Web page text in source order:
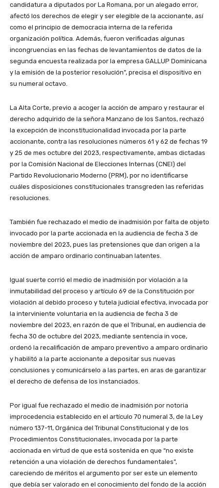
candidatura a diputados por La Romana, por un alegado error,
afectó los derechos de elegir y ser elegible de la accionante, así
como el principio de democracia interna de la referida
organización política. Además, fueron verificadas algunas
incongruencias en las fechas de levantamientos de datos de la
segunda encuesta realizada por la empresa GALLUP Dominicana
y la emisión de la posterior resolución”, precisa el dispositivo en
su numeral octavo.
La Alta Corte, previo a acoger la acción de amparo y restaurar el
derecho adquirido de la señora Manzano de los Santos, rechazó
la excepción de inconstitucionalidad invocada por la parte
accionante, contra las resoluciones números 61 y 62 de fechas 19
y 25 de mes octubre del 2023, respectivamente, ambas dictadas
por la Comisión Nacional de Elecciones Internas (CNEI) del
Partido Revolucionario Moderno (PRM), por no identificarse
cuáles disposiciones constitucionales transgreden las referidas
resoluciones.
También fue rechazado el medio de inadmisión por falta de objeto
invocado por la parte accionada en la audiencia de fecha 3 de
noviembre del 2023, pues las pretensiones que dan origen a la
acción de amparo ordinario continuaban latentes.
Igual suerte corrió el medio de inadmisión por violación a la
inmutabilidad del proceso y artículo 69 de la Constitución por
violación al debido proceso y tutela judicial efectiva, invocada por
la interviniente voluntaria en la audiencia de fecha 3 de
noviembre del 2023, en razón de que el Tribunal, en audiencia de
fecha 30 de octubre del 2023, mediante sentencia in voce,
ordenó la recalificación de amparo preventivo a amparo ordinario
y habilitó a la parte accionante a depositar sus nuevas
conclusiones y comunicárselo a las partes, en aras de garantizar
el derecho de defensa de los instanciados.
Por igual fue rechazado el medio de inadmisión por notoria
improcedencia establecido en el artículo 70 numeral 3, de la Ley
número 137-11, Orgánica del Tribunal Constitucional y de los
Procedimientos Constitucionales, invocada por la parte
accionada en virtud de que está sostenida en que “no existe
retención a una violación de derechos fundamentales”,
careciendo de méritos el argumento por ser este un elemento
que debía ser valorado en el conocimiento del fondo de la acción